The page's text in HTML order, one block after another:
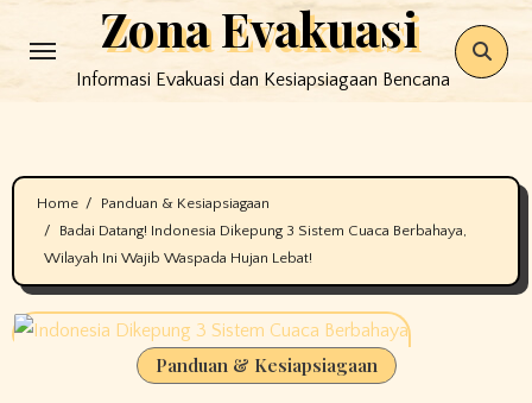
to
Zona Evakuasi
Informasi Evakuasi dan Kesiapsiagaan Bencana
Home
Panduan & Kesiapsiagaan
Badai Datang! Indonesia Dikepung 3 Sistem Cuaca Berbahaya,
Wilayah Ini Wajib Waspada Hujan Lebat!
Panduan & Kesiapsiagaan